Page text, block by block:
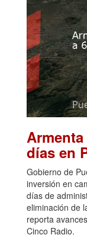
días en
Gobierno de
inversión en
días de
eliminación de
reporta
Cinco Radio.